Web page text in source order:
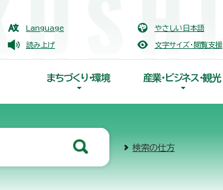
Language やさしい日本語
読み上げ 文字サイズ・閲覧支援
まちづくり・環境 産業・ビジネス・観光
検索の仕方